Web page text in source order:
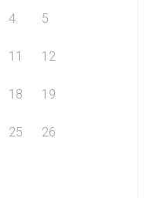
4 5
11 12
18 19
25 26